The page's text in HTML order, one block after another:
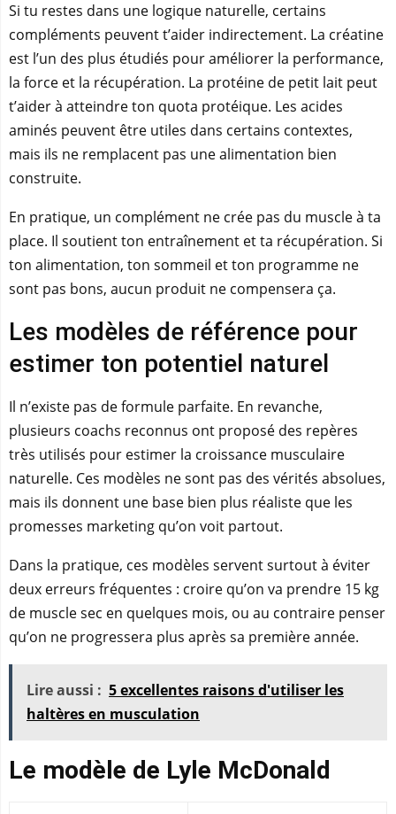
Si tu restes dans une logique naturelle, certains
compléments peuvent t’aider indirectement. La créatine
est l’un des plus étudiés pour améliorer la performance,
la force et la récupération. La protéine de petit lait peut
t’aider à atteindre ton quota protéique. Les acides
aminés peuvent être utiles dans certains contextes,
mais ils ne remplacent pas une alimentation bien
construite.
En pratique, un complément ne crée pas du muscle à ta
place. Il soutient ton entraînement et ta récupération. Si
ton alimentation, ton sommeil et ton programme ne
sont pas bons, aucun produit ne compensera ça.
Les modèles de référence pour
estimer ton potentiel naturel
Il n’existe pas de formule parfaite. En revanche,
plusieurs coachs reconnus ont proposé des repères
très utilisés pour estimer la croissance musculaire
naturelle. Ces modèles ne sont pas des vérités absolues,
mais ils donnent une base bien plus réaliste que les
promesses marketing qu’on voit partout.
Dans la pratique, ces modèles servent surtout à éviter
deux erreurs fréquentes : croire qu’on va prendre 15 kg
de muscle sec en quelques mois, ou au contraire penser
qu’on ne progressera plus après sa première année.
Lire aussi : 5 excellentes raisons d'utiliser les
haltères en musculation
Le modèle de Lyle McDonald